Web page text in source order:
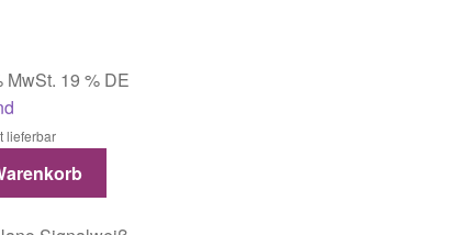
MwSt. 19 % DE
lieferbar